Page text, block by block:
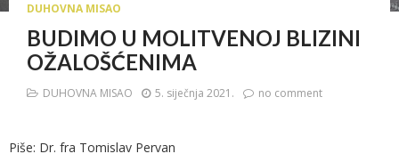
DUHOVNA MISAO
BUDIMO U MOLITVENOJ BLIZINI
OŽALOŠĆENIMA
DUHOVNA MISAO 5. siječnja 2021. no comment
Piše: Dr. fra Tomislav Pervan